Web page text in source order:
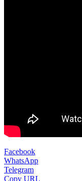
Facebook
WhatsApp
Telegram
Copy URL